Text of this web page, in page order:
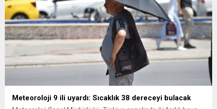
Meteoroloji 9 ili uyardı: Sıcaklık 38 dereceyi bulacak